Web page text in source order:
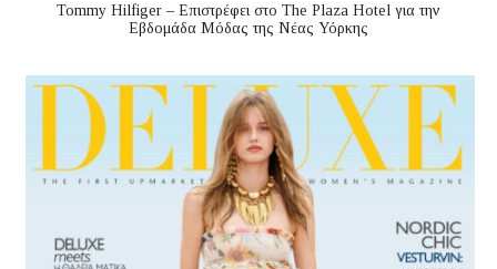
Tommy Hilfiger – Επιστρέφει στο The Plaza Hotel για την
Εβδομάδα Μόδας της Νέας Υόρκης